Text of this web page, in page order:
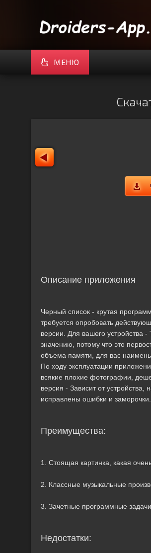
МЕНЮ
Описание приложения
Черный список - крутая
требуется опробовать
версии. Для вашего устройства
значению, потому что это
объема памяти, для вас
По ходу эксплуатации
всякие плохие фотографии,
версия - Зависит от устройства,
исправлены ошибки и заморочки.
Преимущества:
1. Стоящая картинка, какая
2. Классные музыкальные
3. Зачетные программные задачи.
Недостатки: